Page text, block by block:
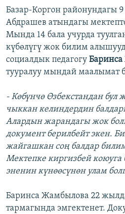
Базар-Коргон районундагы
Абдрашев атындагы
Мында 14 бала учурда
күбөлүгү жок билим
социалдык педагогу
тууралуу мындай маалымат
- Көбүнчө Өзбекстандан бул
чыккан келиндердин
Алардын жарандагы жок
документ берилбейт экен.
жайгашкан соң балдар
Мектепке киргизбей коюуга
эненин күнөөсүнөн улам
Баринса Жамбылова 22
тармагында эмгектенет.